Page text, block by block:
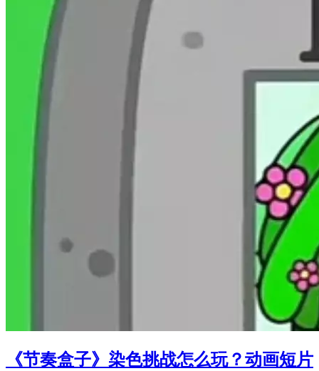
《节奏盒子》染色挑战怎么玩？动画短片